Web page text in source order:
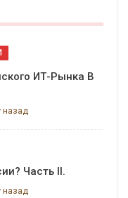
ИТ-Рынка В
назад
Часть II.
назад